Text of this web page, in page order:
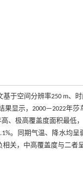
于空间分辨率250 m、
显示，2000—2022年莎
高、极高覆盖度面积最低
。同期气温、降水均
关，中高覆盖度与二者